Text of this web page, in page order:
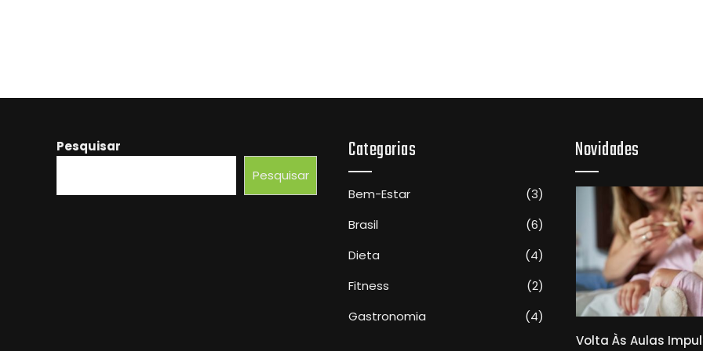
Pesquisar
Pesquisar
Categorias
Bem-Estar
(3)
Brasil
(6)
Dieta
(4)
Fitness
(2)
Gastronomia
(4)
Novidades
Volta Às Aulas